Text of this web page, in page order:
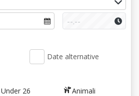
Date alternative
Under 26 Animali